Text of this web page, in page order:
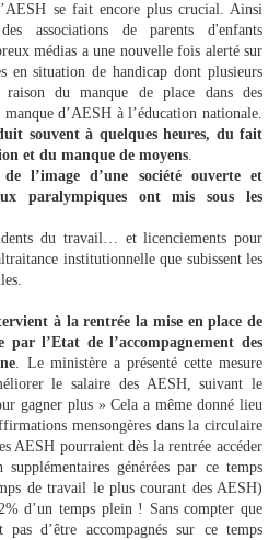
se fait encore plus crucial. Ainsi
associations de parents d'enfants
médias a une nouvelle fois alerté sur
en situation de handicap dont plusieurs
du manque de place dans des
manque d’AESH à l’éducation nationale.
souvent à quelques heures, du fait
et du manque de moyens.
l’image d’une société ouverte et
paralympiques ont mis sous les
du travail… et licenciements pour
institutionnelle que subissent les
à la rentrée la mise en place de
l’Etat de l’accompagnement des
. Le ministère a présenté cette mesure
le salaire des AESH, suivant le
gagner plus » Cela a même donné lieu
mensongères dans la circulaire
AESH pourraient dès la rentrée accéder
générées par ce temps
de travail le plus courant des AESH)
d’un temps plein ! Sans compter que
pas d’être accompagnés sur ce temps